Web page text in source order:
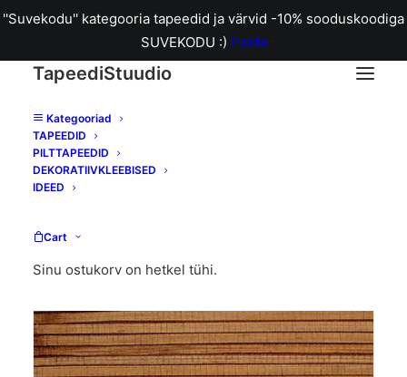
''Suvekodu'' kategooria tapeedid ja värvid -10% sooduskoodiga
SUVEKODU :) Peida
TapeediStuudio
Kategooriad
TAPEEDID
PILTTAPEEDID
DEKORATIIVKLEEBISED
IDEED
Cart
Sinu ostukorv on hetkel tühi.
Home Bambustapeet 01-2001